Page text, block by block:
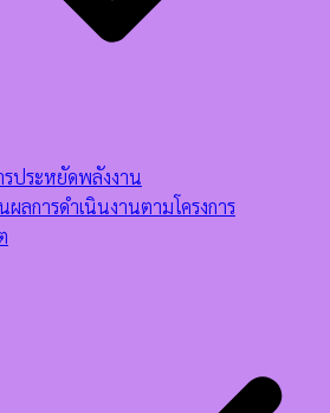
รประหยัดพลังงาน
ผลการดำเนินงานตามโครงการ